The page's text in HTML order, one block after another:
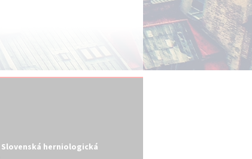
Slovenská herniologická